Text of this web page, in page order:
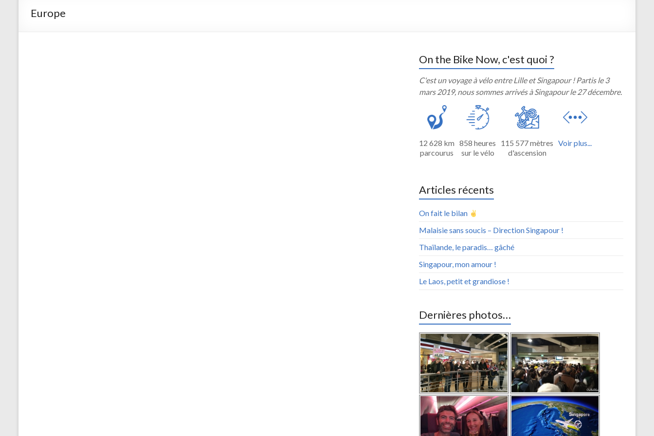
Europe
On the Bike Now, c'est quoi ?
C'est un voyage à vélo entre Lille et Singapour ! Partis le 3
mars 2019, nous sommes arrivés à Singapour le 27 décembre.
12 628 km
parcourus
858 heures
sur le vélo
115 577 mètres
d'ascension
Voir plus...
Articles récents
On fait le bilan
Malaisie sans soucis – Direction Singapour !
Thaïlande, le paradis… gâché
Singapour, mon amour !
Le Laos, petit et grandiose !
Dernières photos…